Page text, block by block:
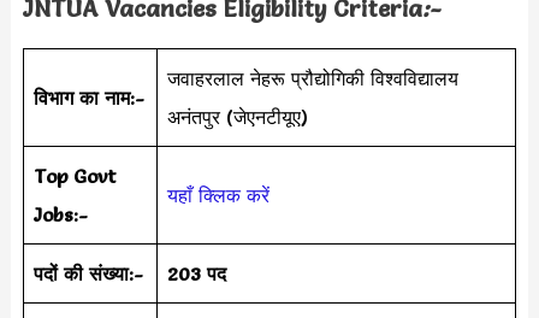
JNTUA Vacancies Eligibility Criteria:-
विभाग का नाम:-
जवाहरलाल नेहरू प्रौद्योगिकी विश्वविद्यालय
अनंतपुर (जेएनटीयूए)
Top Govt
Jobs:-
यहाँ क्लिक करें
पदों की संख्या:- 203 पद